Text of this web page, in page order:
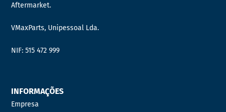
Aftermarket.
VMaxParts, Unipessoal Lda.
NIF: 515 472 999
INFORMAÇÕES
Empresa